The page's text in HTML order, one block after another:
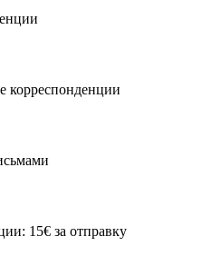
корреспонденции
15€ за отправку